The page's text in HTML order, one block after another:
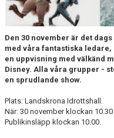
Den 30 november är det
med våra fantastiska
en uppvisning med välkänd
Disney. Alla våra grupper -
en sprudlande show.
Plats: Landskrona Idrottshall.
När: 30 november klockan
Publikinsläpp klockan 10.00.